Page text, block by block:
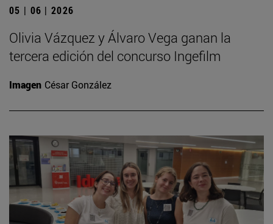
05 | 06 | 2026
Olivia Vázquez y Álvaro Vega ganan la
tercera edición del concurso Ingefilm
Imagen César González